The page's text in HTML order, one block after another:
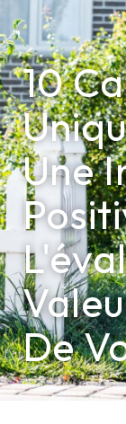
10
Une
De